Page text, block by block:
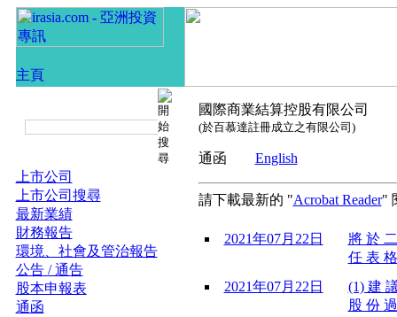
上市公司
上市公司搜尋
最新業績
財務報告
環境、社會及管治報告
公告 / 通告
股本申報表
通函
國際商業結算控股有限公司
(於百慕達註冊成立之有限公司)
通函 English
請下載最新的 "Acrobat Reader"
2021年07月22日
將 於
任 表
2021年07月22日
(1) 建
股 份